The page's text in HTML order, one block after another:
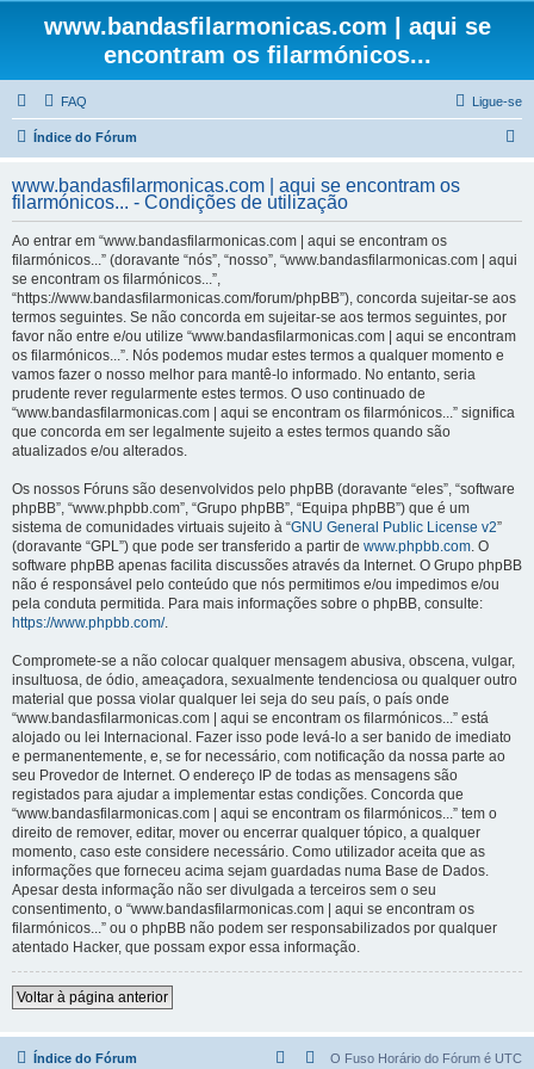
www.bandasfilarmonicas.com | aqui se
encontram os filarmónicos...
FAQ Ligue-se
Índice do Fórum
q
www.bandasfilarmonicas.com | aqui se encontram os
filarmónicos... - Condições de utilização
Ao entrar em “www.bandasfilarmonicas.com | aqui se encontram os
filarmónicos...” (doravante “nós”, “nosso”, “www.bandasfilarmonicas.com | aqui
se encontram os filarmónicos...”,
“https://www.bandasfilarmonicas.com/forum/phpBB”), concorda sujeitar-se aos
termos seguintes. Se não concorda em sujeitar-se aos termos seguintes, por
favor não entre e/ou utilize “www.bandasfilarmonicas.com | aqui se encontram
os filarmónicos...”. Nós podemos mudar estes termos a qualquer momento e
vamos fazer o nosso melhor para mantê-lo informado. No entanto, seria
prudente rever regularmente estes termos. O uso continuado de
“www.bandasfilarmonicas.com | aqui se encontram os filarmónicos...” significa
que concorda em ser legalmente sujeito a estes termos quando são
atualizados e/ou alterados.
Os nossos Fóruns são desenvolvidos pelo phpBB (doravante “eles”, “software
phpBB”, “www.phpbb.com”, “Grupo phpBB”, “Equipa phpBB”) que é um
sistema de comunidades virtuais sujeito à “GNU General Public License v2”
(doravante “GPL”) que pode ser transferido a partir de www.phpbb.com. O
software phpBB apenas facilita discussões através da Internet. O Grupo phpBB
não é responsável pelo conteúdo que nós permitimos e/ou impedimos e/ou
pela conduta permitida. Para mais informações sobre o phpBB, consulte:
https://www.phpbb.com/.
Compromete-se a não colocar qualquer mensagem abusiva, obscena, vulgar,
insultuosa, de ódio, ameaçadora, sexualmente tendenciosa ou qualquer outro
material que possa violar qualquer lei seja do seu país, o país onde
“www.bandasfilarmonicas.com | aqui se encontram os filarmónicos...” está
alojado ou lei Internacional. Fazer isso pode levá-lo a ser banido de imediato
e permanentemente, e, se for necessário, com notificação da nossa parte ao
seu Provedor de Internet. O endereço IP de todas as mensagens são
registados para ajudar a implementar estas condições. Concorda que
“www.bandasfilarmonicas.com | aqui se encontram os filarmónicos...” tem o
direito de remover, editar, mover ou encerrar qualquer tópico, a qualquer
momento, caso este considere necessário. Como utilizador aceita que as
informações que forneceu acima sejam guardadas numa Base de Dados.
Apesar desta informação não ser divulgada a terceiros sem o seu
consentimento, o “www.bandasfilarmonicas.com | aqui se encontram os
filarmónicos...” ou o phpBB não podem ser responsabilizados por qualquer
atentado Hacker, que possam expor essa informação.
Voltar à página anterior
Índice do Fórum O Fuso Horário do Fórum é UTC